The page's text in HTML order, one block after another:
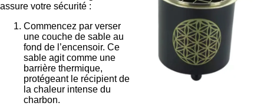
assure votre sécurité :
Commencez par verser
une couche de sable au
fond de l’encensoir. Ce
sable agit comme une
barrière thermique,
protégeant le récipient de
la chaleur intense du
charbon.